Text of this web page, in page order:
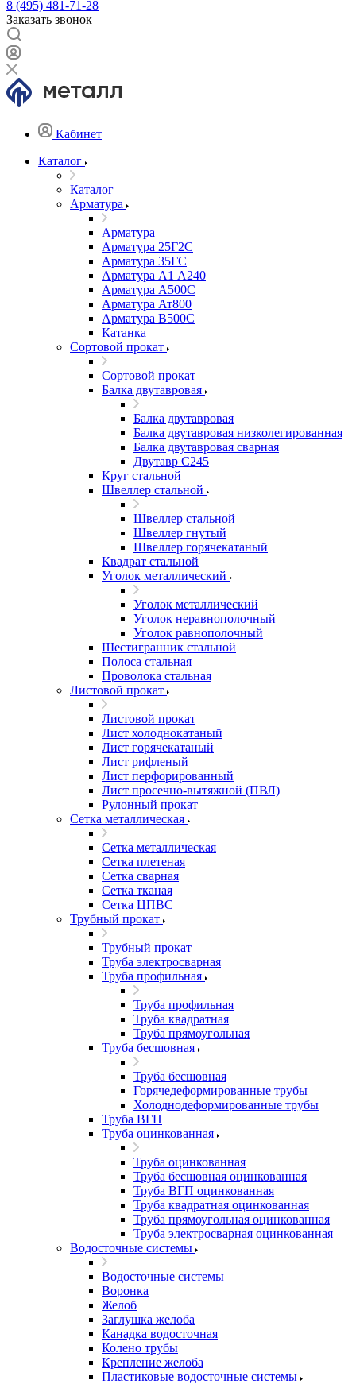
8 (495) 481-71-28
Заказать звонок
Кабинет
Каталог
Каталог
Арматура
Арматура
Арматура 25Г2С
Арматура 35ГС
Арматура А1 А240
Арматура А500С
Арматура Ат800
Арматура В500С
Катанка
Сортовой прокат
Сортовой прокат
Балка двутавровая
Балка двутавровая
Балка двутавровая низколегированная
Балка двутавровая сварная
Двутавр С245
Круг стальной
Швеллер стальной
Швеллер стальной
Швеллер гнутый
Швеллер горячекатаный
Квадрат стальной
Уголок металлический
Уголок металлический
Уголок неравнополочный
Уголок равнополочный
Шестигранник стальной
Полоса стальная
Проволока стальная
Листовой прокат
Листовой прокат
Лист холоднокатаный
Лист горячекатаный
Лист рифленый
Лист перфорированный
Лист просечно-вытяжной (ПВЛ)
Рулонный прокат
Сетка металлическая
Сетка металлическая
Сетка плетеная
Сетка сварная
Сетка тканая
Сетка ЦПВС
Трубный прокат
Трубный прокат
Труба электросварная
Труба профильная
Труба профильная
Труба квадратная
Труба прямоугольная
Труба бесшовная
Труба бесшовная
Горячедеформированные трубы
Холоднодеформированные трубы
Труба ВГП
Труба оцинкованная
Труба оцинкованная
Труба бесшовная оцинкованная
Труба ВГП оцинкованная
Труба квадратная оцинкованная
Труба прямоугольная оцинкованная
Труба электросварная оцинкованная
Водосточные системы
Водосточные системы
Воронка
Желоб
Заглушка желоба
Канадка водосточная
Колено трубы
Крепление желоба
Пластиковые водосточные системы